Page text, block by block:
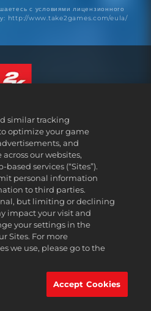
с условиями лицензионного
http://www.take2games.com/eula/
информация
файлов cookie
мои персональные данные
и возвраты
партнеры 2K
Software Inc. 2K, Firaxis Games,
logos are trademarks of Take-Two
Inc. All rights reserved.
являются собственностью
владельцев.
Русский
similar tracking
optimize your game
and
our websites,
services (“Sites”).
personal information
to third parties.
but limiting or declining
impact your visit and
your settings in the
Sites. For more
we use, please go to the
Accept Cookies